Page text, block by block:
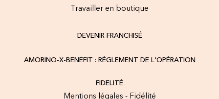
Travailler en boutique
DEVENIR FRANCHISÉ
AMORINO-X-BENEFIT : RÉGLEMENT DE L'OPÉRATION
FIDELITÉ
Mentions légales - Fidélité